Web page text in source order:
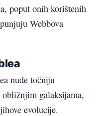
poput onih korištenih
Webbova
nude točniju
galaksijama,
evolucije.